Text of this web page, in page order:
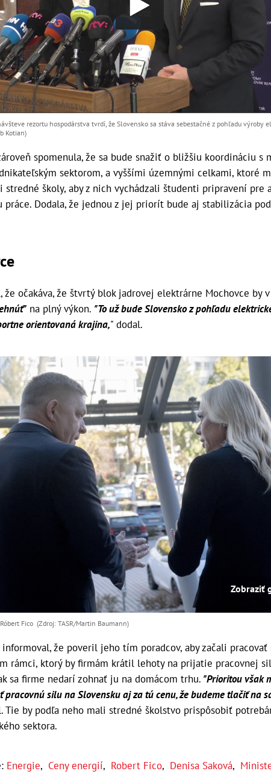
rezortu hospodárstva tvrdí, že Slovensko sa stáva sebestačné z pohľadu výroby
Kotian)
spomenula, že sa bude snažiť o bližšiu koordináciu s
sektorom, a vyššími územnými celkami, ktoré
stredné školy, aby z nich vychádzali študenti pripravení pre
práce. Dodala, že jednou z jej priorít bude aj stabilizácia
že očakáva, že štvrtý blok jadrovej elektrárne Mochovce by
na plný výkon. "To už bude Slovensko z pohľadu
orientovaná krajina," dodal.
Zobraziť
Fico (Zdroj: TASR/Martin Baumann)
že poveril jeho tím poradcov, aby začali pracovať
rámci, ktorý by firmám krátil lehoty na prijatie pracovnej
sa firme nedarí zohnať ju na domácom trhu. "Prioritou však
pracovnú silu na Slovensku aj za tú cenu, že budeme tlačiť na
Tie by podľa neho mali stredné školstvo prispôsobiť
sektora.
Energie, Ceny energií, Robert Fico, Denisa Saková,